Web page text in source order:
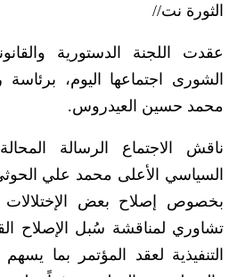
الثورة نت//
عقدت اللجنة الدستورية
الشورى اجتماعها اليوم،
محمد حسين العيدروس.
ناقش الاجتماع الرسالة
السياسي الأعلى محمد علي
بخصوص إصلاح بعض الإختلالات
تشاوري لمناقشة سُبل الإصلاح
التنفيذية لعقد المؤتمر بما